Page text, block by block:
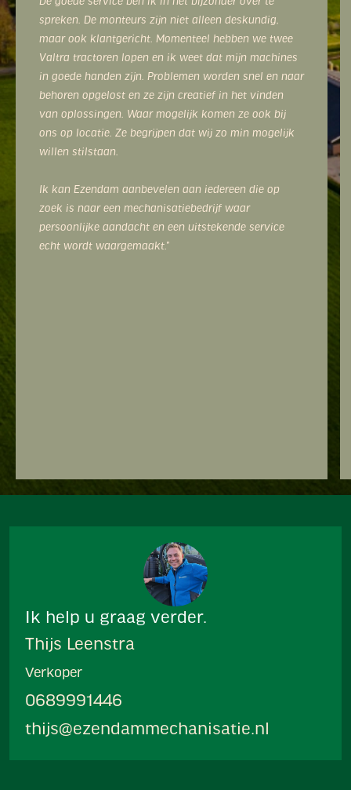
een tevreden demo heb ik dit jaar besloten om deze
trekker aan mijn machinepark toe te voegen. Hij is
een stuk stiller en comfortabeler, hoewel de
wendbaarheid even wat aanpassing vroeg. Dankzij
de flexibiliteit en expertise van Ezendam was dit
snel opgelost door de stuuruitslag aan te passen en
daarmee een grotere stuurhoek te creëren.
Er is veel mogelijk, ze beschikken over de nodige
kennis en onderdelen zijn snel binnen. Het team
denkt altijd met je mee en zorgt ervoor dat je weer
snel aan het werk kunt. Ik kan Ezendam van harte
Ik help u graag verder.
Thijs Leenstra
Verkoper
0689991446
thijs@ezendammechanisatie.nl